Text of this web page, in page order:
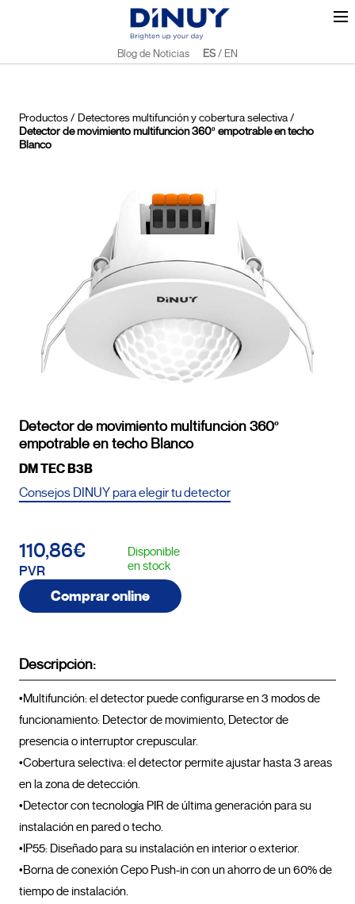
Blog de Noticias ES/ EN
Productos/ Detectores multifunción y cobertura selectiva/
Detector de movimiento multifunción 360º empotrable en techo
Blanco
Detector de movimiento multifunción 360º
empotrable en techo Blanco
DM TEC B3B
Consejos DINUY para elegir tu detector
110,86€
PVR
Disponible
en stock
Comprar online
Descripción:
•Multifunción: el detector puede configurarse en 3 modos de
funcionamiento: Detector de movimiento, Detector de
presencia o interruptor crepuscular.
•Cobertura selectiva: el detector permite ajustar hasta 3 areas
en la zona de detección.
•Detector con tecnología PIR de última generación para su
instalación en pared o techo.
•IP55: Diseñado para su instalación en interior o exterior.
•Borna de conexión Cepo Push-in con un ahorro de un 60% de
tiempo de instalación.